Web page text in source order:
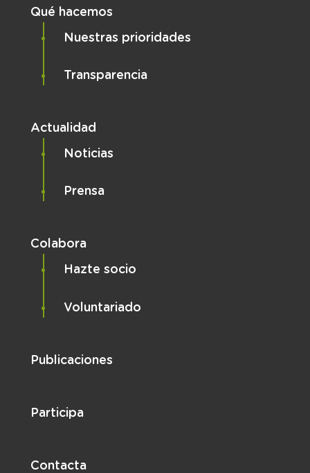
Qué hacemos
Nuestras prioridades
Transparencia
Actualidad
Noticias
Prensa
Colabora
Hazte socio
Voluntariado
Publicaciones
Participa
Contacta